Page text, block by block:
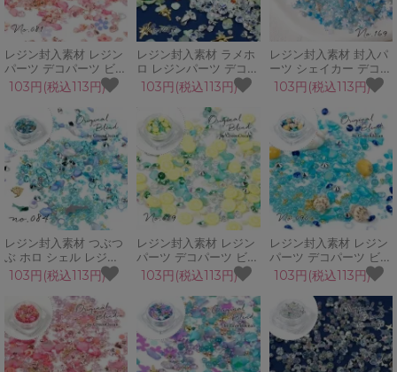
レジン封入素材 レジン
パーツ デコパーツ ビジ
ュー カーネーション フ
ラワー 花 お粉 ネイル
シェイカーモールド
GreenOceanオリジナ
ルブレンド♪
103円(税込113円)
レジン封入素材 ラメホ
ロ レジンパーツ デコパ
ーツ ビジュー ライムス
カッシュ 星 蓄光 シェ
イカーモールド
GreenOceanオリジナ
ルブレンド♪
103円(税込113円)
レジン封入素材 封入パ
ーツ シェイカー デコパ
ーツ ウインターブレス
雪の結晶 冬 ブリオン
パール GreenOceanオ
リジナルブレンド♪
103円(税込113円)
レジン封入素材 つぶつ
ぶ ホロ シェル レジン
パーツ デコパーツ ビジ
ュー フィールカームブ
ルー お粉 ネイル シェ
イカーモールド
GreenOceanオリジナ
ルブレンド♪
103円(税込113円)
レジン封入素材 レジン
パーツ デコパーツ ビジ
ュー シェル レモンスプ
ラッシュ 果物 フルーツ
シェイカーモールド
GreenOceanオリジナ
ルブレンド♪
103円(税込113円)
レジン封入素材 レジン
パーツ デコパーツ ビジ
ュー ガラス シェル 貝
ホロ ブリオン 夏の想い
出 海 マリン
GreenOceanオリジナ
ルブレンド♪
103円(税込113円)